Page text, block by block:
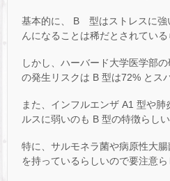
基本的に、 B 型はストレスに強
んになることは稀だとされている
しかし、ハーバード大学医学部
の発生リスクは B 型は72% とス
また、インフルエンザ A1 型や肺
ルスに弱いのも B 型の特徴らしい
特に、サルモネラ菌や病原性大
を持っているらしいので要注意ら